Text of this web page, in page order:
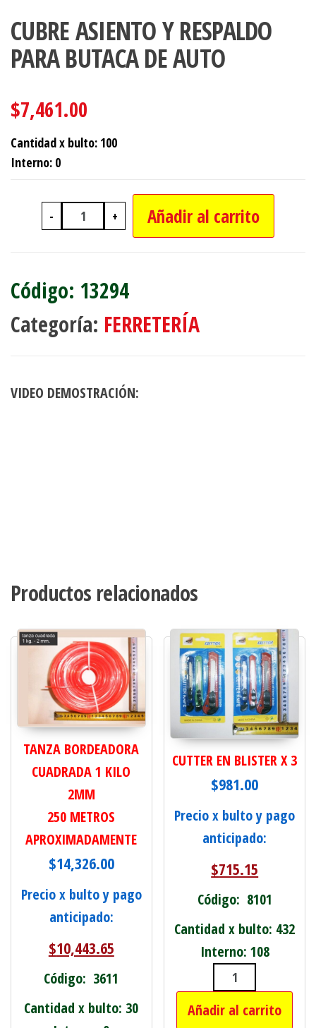
CUBRE ASIENTO Y RESPALDO
PARA BUTACA DE AUTO
$7,461.00
Cantidad x bulto: 100
Interno: 0
-
CUBRE ASIENTO Y RESPALDO PARA
+ Añadir al carrito
13294
Categoría: FERRETERÍA
VIDEO DEMOSTRACIÓN:
Productos relacionados
TANZA BORDEADORA
CUADRADA 1 KILO
2MM
250 METROS
APROXIMADAMENTE
$14,326.00
Precio x bulto y pago
anticipado:
$10,443.65
Código: 3611
Cantidad x bulto: 30
CUTTER EN BLISTER X 3
$981.00
Precio x bulto y pago
anticipado:
$715.15
Código: 8101
Cantidad x bulto: 432
Interno: 108
CUTTER EN
Añadir al carrito